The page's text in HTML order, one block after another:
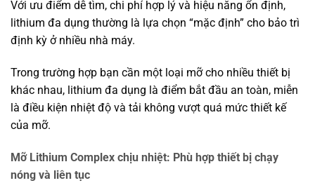
Với ưu điểm dễ tìm, chi phí hợp lý và hiệu năng ổn định,
lithium đa dụng thường là lựa chọn “mặc định” cho bảo trì
định kỳ ở nhiều nhà máy.
Trong trường hợp bạn cần một loại mỡ cho nhiều thiết bị
khác nhau, lithium đa dụng là điểm bắt đầu an toàn, miễn
là điều kiện nhiệt độ và tải không vượt quá mức thiết kế
của mỡ.
Mỡ Lithium Complex chịu nhiệt: Phù hợp thiết bị chạy
nóng và liên tục